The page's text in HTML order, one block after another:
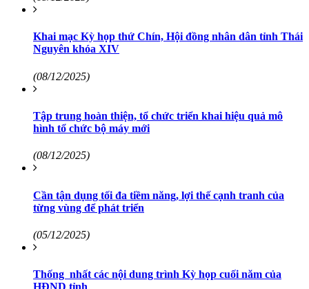
Khai mạc Kỳ họp thứ Chín, Hội đồng nhân dân tỉnh Thái
Nguyên khóa XIV
(08/12/2025)
Tập trung hoàn thiện, tổ chức triển khai hiệu quả mô
hình tổ chức bộ máy mới
(08/12/2025)
Cần tận dụng tối đa tiềm năng, lợi thế cạnh tranh của
từng vùng để phát triển
(05/12/2025)
Thống nhất các nội dung trình Kỳ họp cuối năm của
HĐND tỉnh